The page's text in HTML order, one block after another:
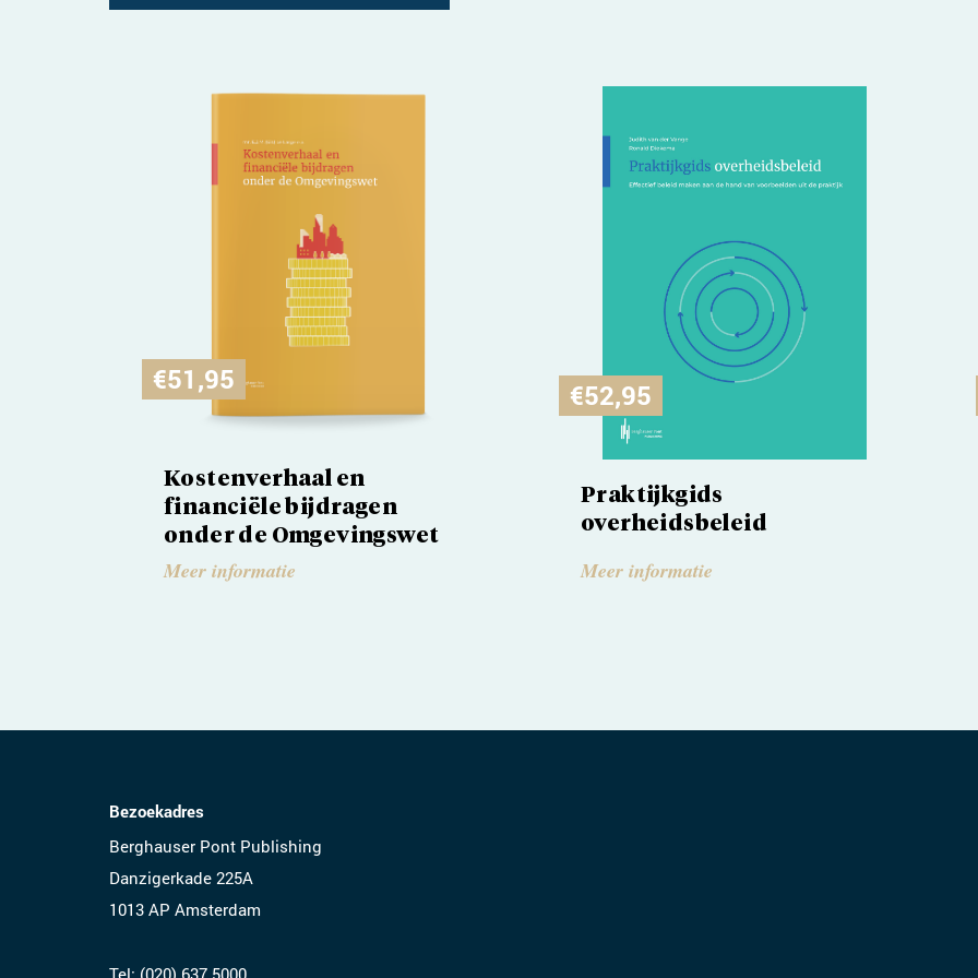
€51,95
Kostenverhaal en
financiële bijdragen
onder de Omgevingswet
Meer informatie
€52,95
Praktijkgids
overheidsbeleid
Meer informatie
Bezoekadres
Berghauser Pont Publishing
Danzigerkade 225A
1013 AP Amsterdam
Tel: (020) 637 5000